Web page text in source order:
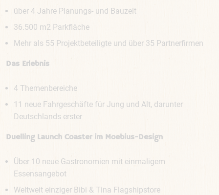
über 4 Jahre Planungs- und Bauzeit
36.500 m2 Parkfläche
Mehr als 55 Projektbeteiligte und über 35 Partnerfirmen
Das Erlebnis
4 Themenbereiche
11 neue Fahrgeschäfte für Jung und Alt, darunter
Deutschlands erster
Duelling Launch Coaster im Moebius-Design
Über 10 neue Gastronomien mit einmaligem
Essensangebot
Weltweit einziger Bibi & Tina Flagshipstore